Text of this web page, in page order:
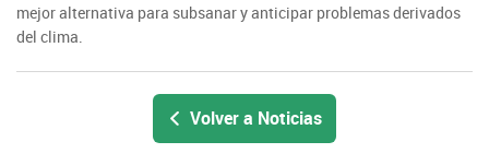
mejor alternativa para subsanar y anticipar problemas derivados
del clima.
Volver a Noticias